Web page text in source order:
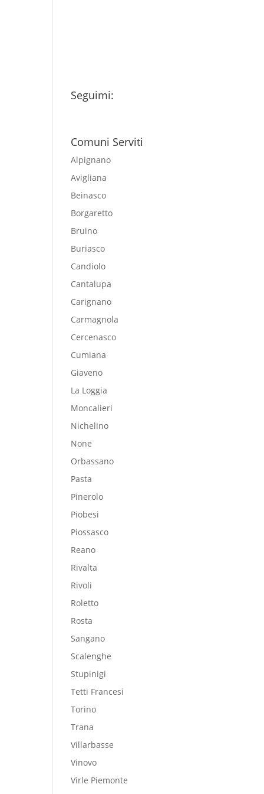
Seguimi:
Comuni Serviti
Alpignano
Avigliana
Beinasco
Borgaretto
Bruino
Buriasco
Candiolo
Cantalupa
Carignano
Carmagnola
Cercenasco
Cumiana
Giaveno
La Loggia
Moncalieri
Nichelino
None
Orbassano
Pasta
Pinerolo
Piobesi
Piossasco
Reano
Rivalta
Rivoli
Roletto
Rosta
Sangano
Scalenghe
Stupinigi
Tetti Francesi
Torino
Trana
Villarbasse
Vinovo
Virle Piemonte